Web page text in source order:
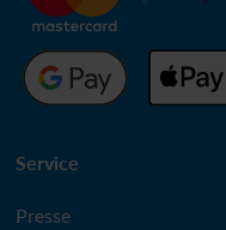
Service
Presse